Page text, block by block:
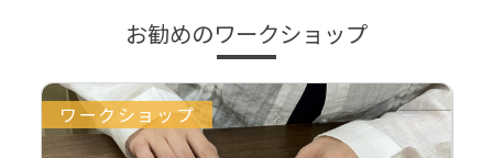
お勧めのワークショップ
ワークショップ